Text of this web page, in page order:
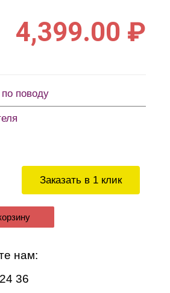
Заказать в 1 клик
нам:
36
4,399.00 ₽
поводу